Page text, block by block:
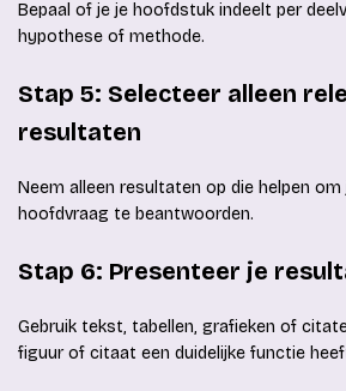
Bepaal of je je hoofdstuk indeelt per
hypothese of methode.
Stap 5: Selecteer alleen
resultaten
Neem alleen resultaten op die helpen
hoofdvraag te beantwoorden.
Stap 6: Presenteer je
Gebruik tekst, tabellen, grafieken of
figuur of citaat een duidelijke functie